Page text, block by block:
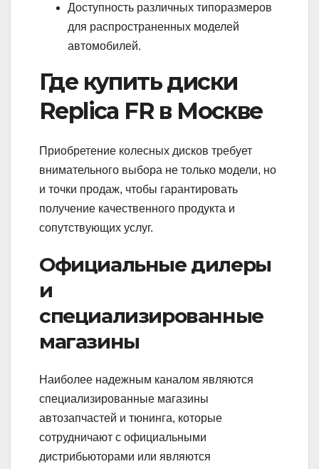
Доступность различных типоразмеров
для распространенных моделей
автомобилей.
Где купить диски
Replica FR в Москве
Приобретение колесных дисков требует
внимательного выбора не только модели, но
и точки продаж, чтобы гарантировать
получение качественного продукта и
сопутствующих услуг.
Официальные дилеры
и
специализированные
магазины
Наиболее надежным каналом являются
специализированные магазины
автозапчастей и тюнинга, которые
сотрудничают с официальными
дистрибьюторами или являются